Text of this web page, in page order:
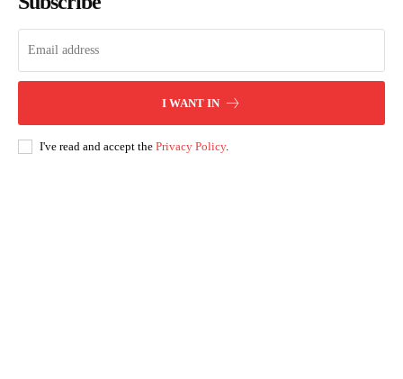
I WANT IN
I've read and accept the Privacy Policy.